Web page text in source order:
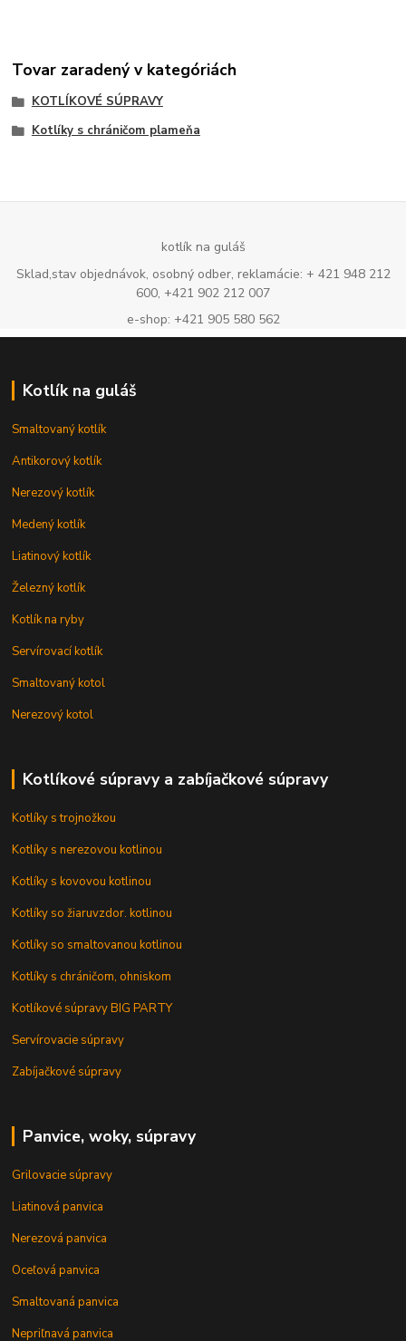
Tovar zaradený v kategóriách
KOTLÍKOVÉ SÚPRAVY
Kotlíky s chráničom plameňa
kotlík na guláš
Sklad,stav objednávok, osobný odber, reklamácie: + 421 948 212
600, +421 902 212 007
e-shop: +421 905 580 562
Kotlík na guláš
Smaltovaný kotlík
Antikorový kotlík
Nerezový kotlík
Medený kotlík
Liatinový kotlík
Železný kotlík
Kotlík na ryby
Servírovací kotlík
Smaltovaný kotol
Nerezový kotol
Kotlíkové súpravy a zabíjačkové súpravy
Kotlíky s trojnožkou
Kotlíky s nerezovou kotlinou
Kotlíky s kovovou kotlinou
Kotlíky so žiaruvzdor. kotlinou
Kotlíky so smaltovanou kotlinou
Kotlíky s chráničom, ohniskom
Kotlíkové súpravy BIG PARTY
Servírovacie súpravy
Zabíjačkové súpravy
Panvice, woky, súpravy
Grilovacie súpravy
Liatinová panvica
Nerezová panvica
Oceľová panvica
Smaltovaná panvica
Nepriľnavá panvica